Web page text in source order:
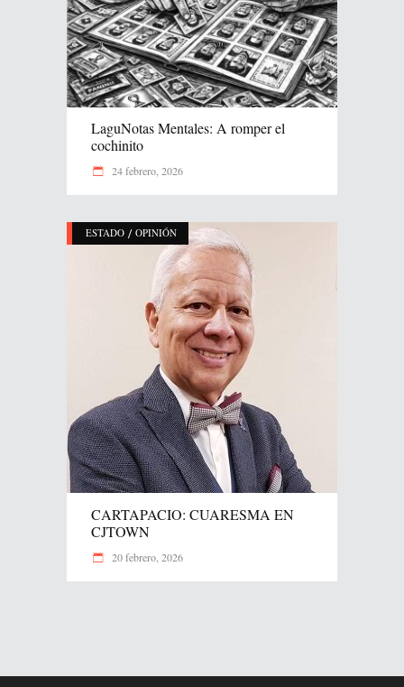
LaguNotas Mentales: A romper el
cochinito
24 febrero, 2026
ESTADO / OPINIÓN
CARTAPACIO: CUARESMA EN
CJTOWN
20 febrero, 2026